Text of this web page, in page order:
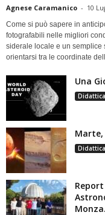
Agnese Caramanico - 10
Come si può sapere in
fotografabili nelle migliori
siderale locale e un semplice
orientarsi tra le coordinate
Una